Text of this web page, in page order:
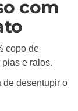
com
copo de
e ralos.
de desentupir o